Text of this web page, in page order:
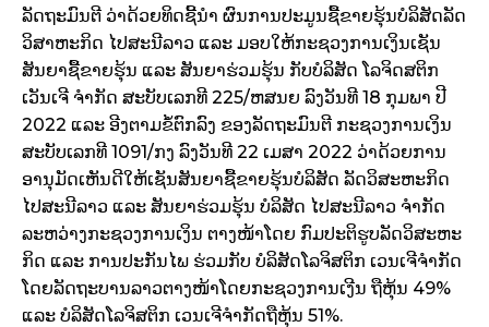
ລັດຖະມົນຕີ ວ່າດ້ວຍທິດຊີ້ນຳ ຜົນການປະມູນຊື້ຂາຍຮຸ້ນບໍລິສັດລັດ
ວິສາຫະກິດ ໄປສະນີລາວ ແລະ ມອບໃຫ້ກະຊວງການເງິນເຊັນ
ສັນຍາຊື້ຂາຍຮຸ້ນ ແລະ ສັນຍາຮ່ວມຮຸ້ນ ກັບບໍລິສັດ ໂລຈິດສຕິກ
ເວັນເຈີ ຈຳກັດ ສະບັບເລກທີ 225/ຫສນຍ ລົງວັນທີ 18 ກຸມພາ ປີ
2022 ແລະ ອີງຕາມຂໍ້ຕົກລົງ ຂອງລັດຖະມົນຕີ ກະຊວງການເງິນ
ສະບັບເລກທີ 1091/ກງ ລົງວັນທີ 22 ເມສາ 2022 ວ່າດ້ວຍການ
ອານຸມັດເຫັນດີໃຫ້ເຊັນສັນຍາຊື້ຂາຍຮຸ້ນບໍລິສັດ ລັດວິສະຫະກິດ
ໄປສະນີລາວ ແລະ ສັນຍາຮ່ວມຮຸ້ນ ບໍລິສັດ ໄປສະນີລາວ ຈຳກັດ
ລະຫວ່າງກະຊວງການເງິນ ຕາງໜ້າໂດຍ ກົມປະຕິຮູບລັດວິສະຫະ
ກິດ ແລະ ການປະກັນໄພ ຮ່ວມກັບ ບໍລິສັດໂລຈິສຕິກ ເວນເຈີຈຳກັດ
ໂດຍລັດຖະບານລາວຕາງໜ້າໂດຍກະຊວງການເງີນ ຖືຫຸ້ນ 49%
ແລະ ບໍລິສັດໂລຈິສຕິກ ເວນເຈີຈຳກັດຖືຫຸ້ນ 51%.